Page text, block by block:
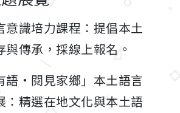
意識培力課程：提倡本土
與傳承，採線上報名。
語・閱見家鄉」本土語言
：精選在地文化與本土語